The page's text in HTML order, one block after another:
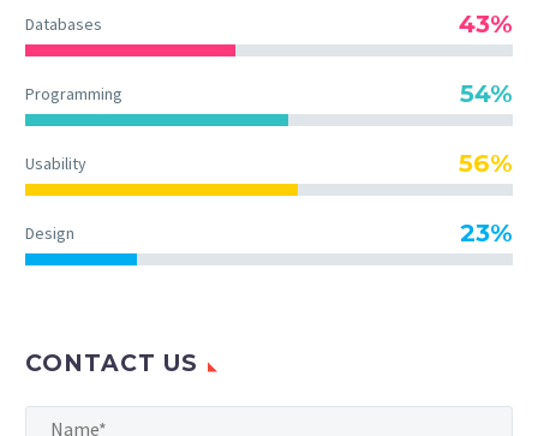
Databases 43%
Programming 54%
Usability 56%
Design 23%
CONTACT US